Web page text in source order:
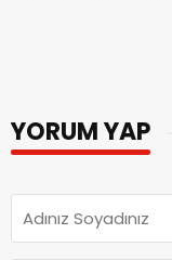
YORUM YAP